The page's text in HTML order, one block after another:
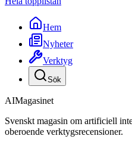
Hem
Nyheter
Verktyg
Sök
AIMagasinet
Svenskt magasin om artificiell
oberoende verktygsrecensioner.